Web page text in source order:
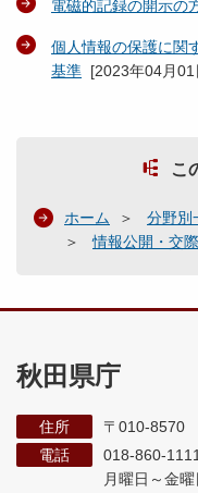
電磁的記録の開示の
個人情報の保護に関
基準 [2023年04月01
こ
ホーム 分野別
情報公開・交
秋田県庁
住所
〒010-8570
電話
018-860-
月曜日～金